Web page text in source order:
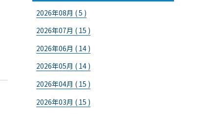
2026年08月 ( 5 )
2026年07月 ( 15 )
2026年06月 ( 14 )
2026年05月 ( 14 )
2026年04月 ( 15 )
2026年03月 ( 15 )